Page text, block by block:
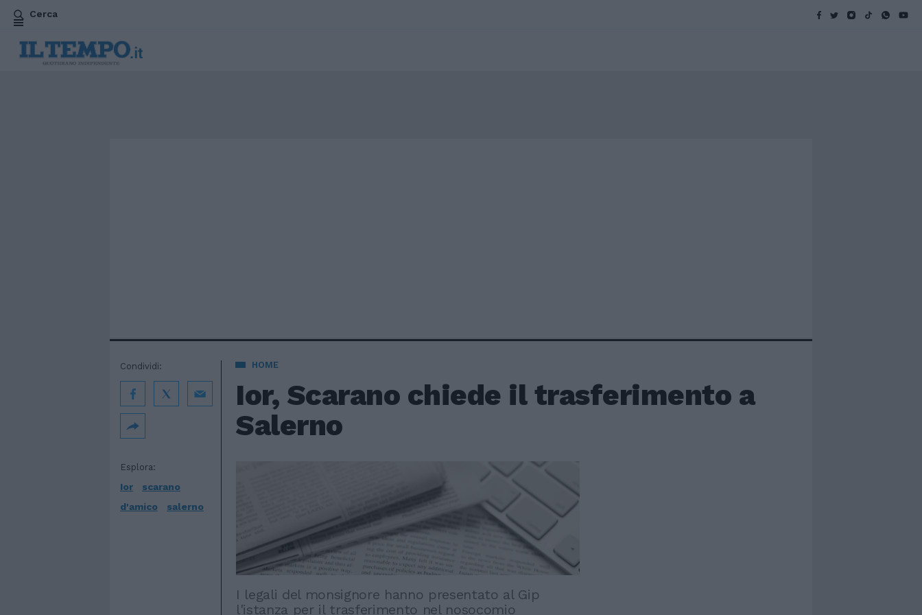
Cerca
HOME
Ior, Scarano chiede il trasferimento a
Salerno
Esplora:
Ior
scarano
d'amico
salerno
Condividi:
I legali del monsignore hanno presentato al Gip
l'istanza per il trasferimento nel nosocomio